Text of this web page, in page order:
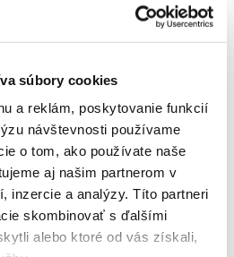
súbory cookies
a reklám, poskytovanie funkcií
návštevnosti používame
o tom, ako používate naše
aj našim partnerom v
inzercie a analýzy. Títo partneri
skombinovať s ďalšími
alebo ktoré od vás získali,
sonická kefka s kónickými
sklade > 5 ks
v
3 prodejnách